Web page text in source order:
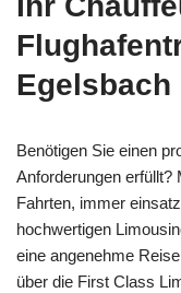
Egelsbach
Benötigen Sie einen
Anforderungen erfüllt?
Fahrten, immer
hochwertigen
eine angenehme
über die First Class